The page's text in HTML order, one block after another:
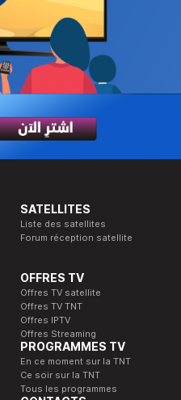
SATELLITES
Liste des satellites
Forum réception satellite
OFFRES TV
Offres TV satellite
Offres TV TNT
Offres IPTV
Offres Streaming
PROGRAMMES TV
En ce moment sur la TNT
Ce soir sur la TNT
Tous les programmes